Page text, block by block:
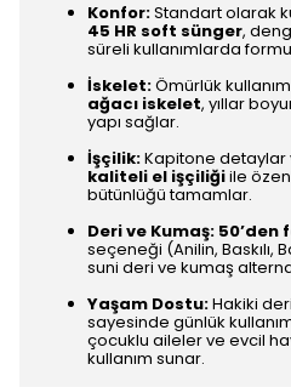
Konfor:Standart olarak
45 HR soft sünger,
süreli kullanımlarda
İskelet:Ömürlük
ağacı iskelet, yıllar
yapı sağlar.
İşçilik:Kapitone detaylar
kaliteli el işçiliğiile
bütünlüğü tamamlar.
Deri ve Kumaş: 50’den
seçeneği (Anilin, Baskılı,
suni deri ve kumaş
Yaşam Dostu:Hakiki
sayesinde günlük kullanım
çocuklu aileler ve evcil
kullanım sunar.